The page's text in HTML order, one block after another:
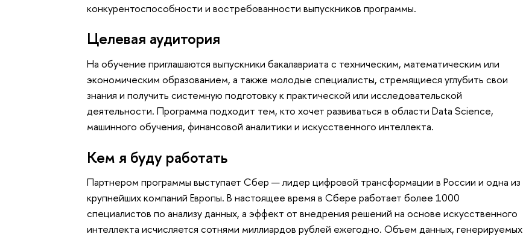
конкурентоспособности и востребованности выпускников программы.
Целевая аудитория
На обучение приглашаются выпускники бакалавриата с техническим, математическим или
экономическим образованием, а также молодые специалисты, стремящиеся углубить свои
знания и получить системную подготовку к практической или исследовательской
деятельности. Программа подходит тем, кто хочет развиваться в области Data Science,
машинного обучения, финансовой аналитики и искусственного интеллекта.
Кем я буду работать
Партнером программы выступает Сбер — лидер цифровой трансформации в России и одна из
крупнейших компаний Европы. В настоящее время в Сбере работает более 1000
специалистов по анализу данных, а эффект от внедрения решений на основе искусственного
интеллекта исчисляется сотнями миллиардов рублей ежегодно. Объем данных, генерируемых